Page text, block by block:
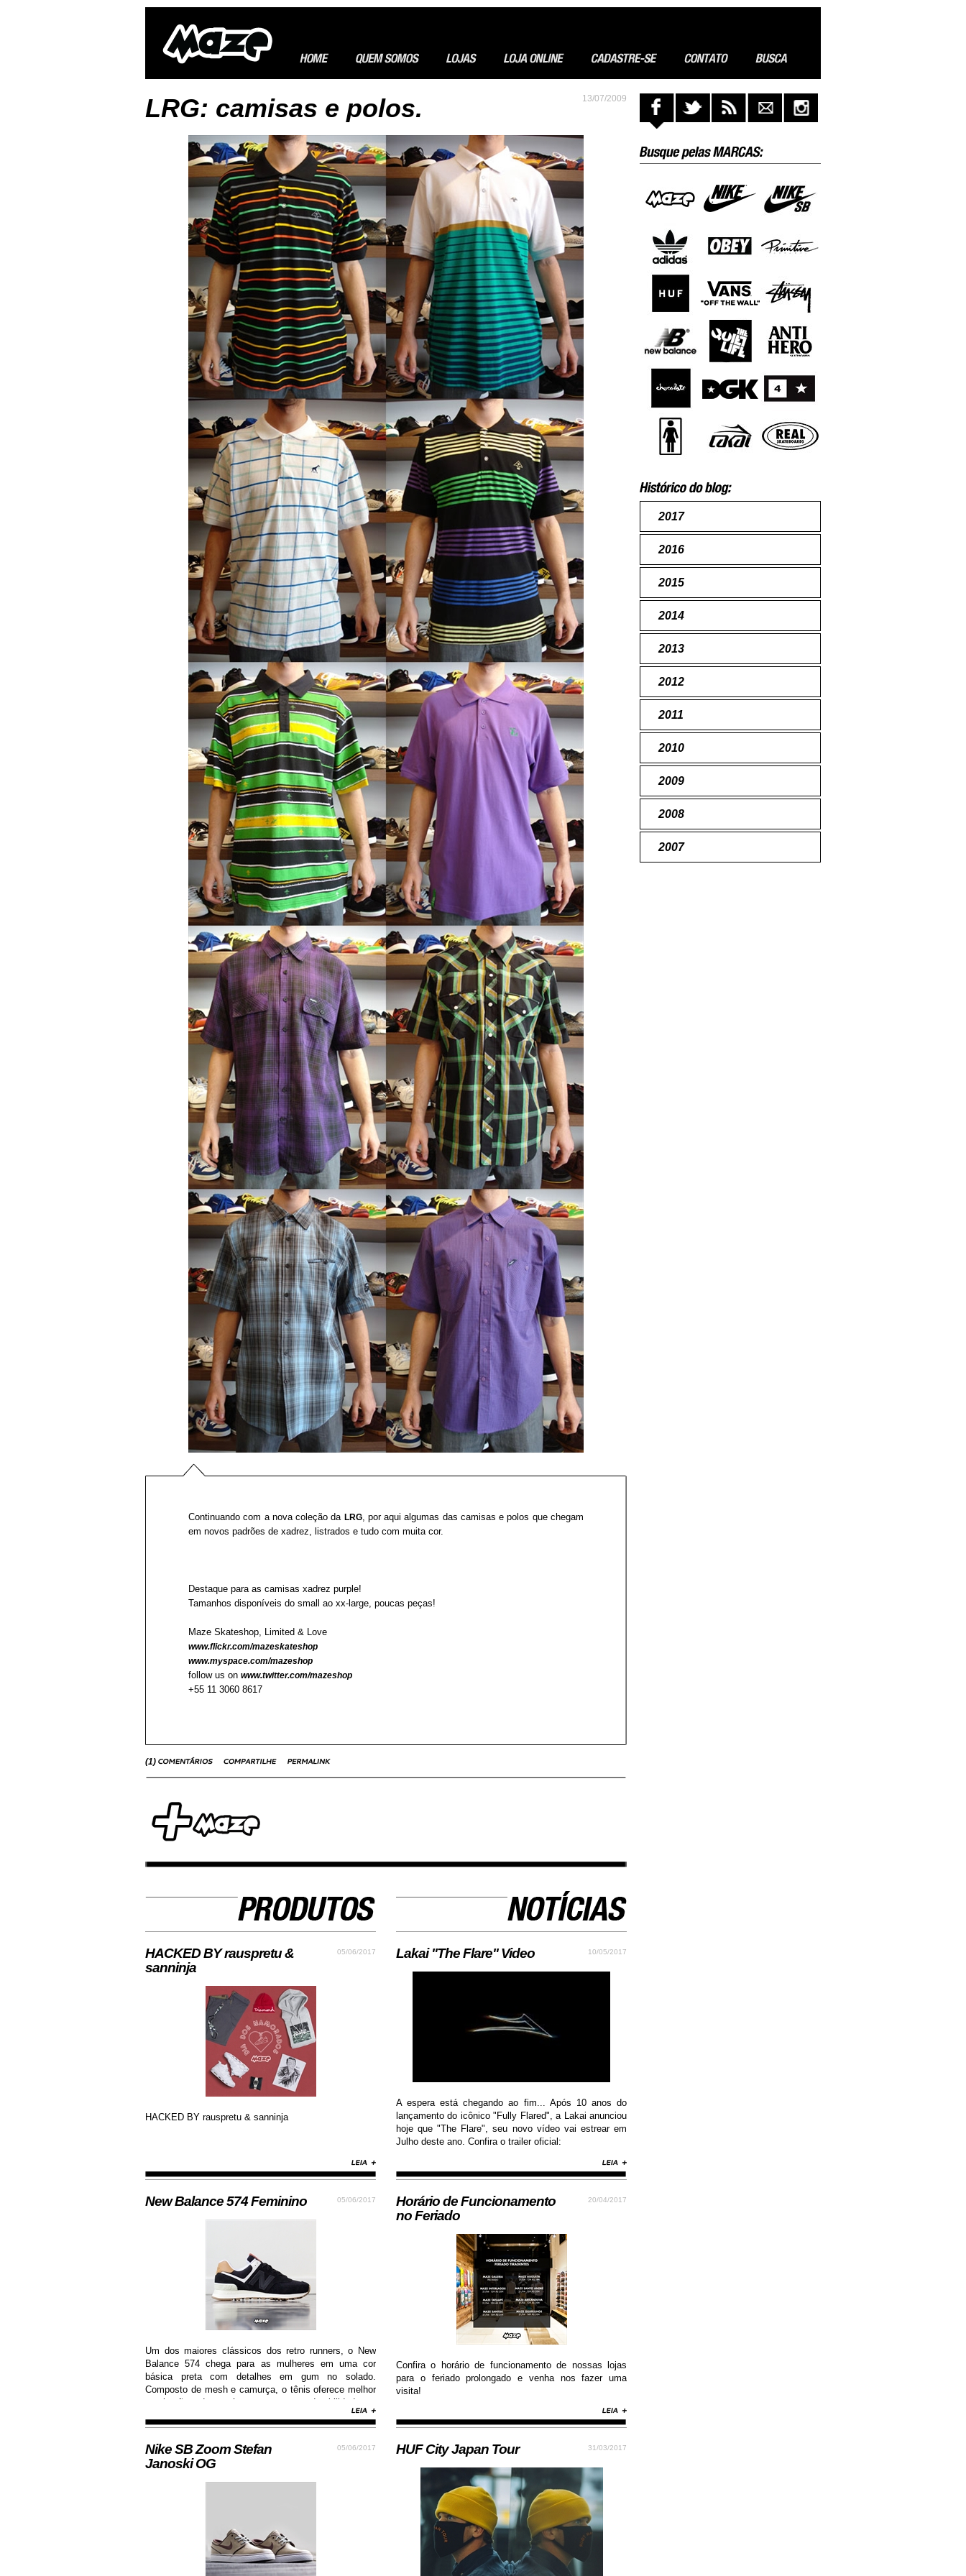
LRG: camisas e polos. 13/07/2009
Continuando com a nova coleção da LRG, por aqui algumas das camisas e polos que chegam
em novos padrões de xadrez, listrados e tudo com muita cor.
Destaque para as camisas xadrez purple!
Tamanhos disponíveis do small ao xx-large, poucas peças!
Maze Skateshop, Limited & Love
www.flickr.com/mazeskateshop
www.myspace.com/mazeshop
follow us on www.twitter.com/mazeshop
+55 11 3060 8617
(1)
05/06/2017
HACKED BY rauspretu &
sanninja
HACKED BY rauspretu & sanninja
05/06/2017
New Balance 574 Feminino
Um dos maiores clássicos dos retro runners, o New
Balance 574 chega para as mulheres em uma cor
básica preta com detalhes em gum no solado.
Composto de mesh e camurça, o tênis oferece melhor
respiração dos pés e garante durabilidade e
05/06/2017
Nike SB Zoom Stefan
Janoski OG
10/05/2017
Lakai "The Flare" Video
A espera está chegando ao fim... Após 10 anos do
lançamento do icônico "Fully Flared", a Lakai anunciou
hoje que "The Flare", seu novo vídeo vai estrear em
Julho deste ano. Confira o trailer oficial:
20/04/2017
Horário de Funcionamento
no Feriado
Confira o horário de funcionamento de nossas lojas
para o feriado prolongado e venha nos fazer uma
visita!
31/03/2017
HUF City Japan Tour
2017
2016
2015
2014
2013
2012
2011
2010
2009
2008
2007